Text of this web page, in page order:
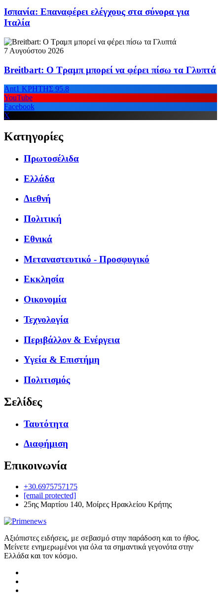
Ισπανία: Επαναφέρει ελέγχους στα σύνορα για
Ιταλία
7 Αυγούστου 2026
Breitbart: Ο Τραμπ μπορεί να φέρει πίσω τα Γλυπτά
Ant1 ΚΡΗΤΗΣ 95.8
YouTube
Facebook
X
Κατηγορίες
Πρωτοσέλιδα
Ελλάδα
Διεθνή
Πολιτική
Εθνικά
Μεταναστευτικό - Προσφυγικό
Εκκλησία
Οικονομία
Τεχνολογία
Περιβάλλον & Ενέργεια
Υγεία & Επιστήμη
Πολιτισμός
Σελίδες
Ταυτότητα
Διαφήμιση
Επικοινωνία
+30.6975757175
[email protected]
25ης Μαρτίου 140, Μοίρες Ηρακλείου Κρήτης
Αξιόπιστες ειδήσεις, με σεβασμό στην παράδοση και το ήθος.
Μείνετε ενημερωμένοι για όλα τα σημαντικά γεγονότα στην
Ελλάδα και τον κόσμο.